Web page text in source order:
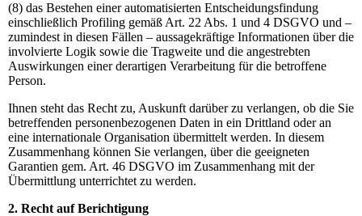
(8) das Bestehen einer automatisierten Entscheidungsfindung
einschließlich Profiling gemäß Art. 22 Abs. 1 und 4 DSGVO und –
zumindest in diesen Fällen – aussagekräftige Informationen über die
involvierte Logik sowie die Tragweite und die angestrebten
Auswirkungen einer derartigen Verarbeitung für die betroffene
Person.
Ihnen steht das Recht zu, Auskunft darüber zu verlangen, ob die Sie
betreffenden personenbezogenen Daten in ein Drittland oder an
eine internationale Organisation übermittelt werden. In diesem
Zusammenhang können Sie verlangen, über die geeigneten
Garantien gem. Art. 46 DSGVO im Zusammenhang mit der
Übermittlung unterrichtet zu werden.
2. Recht auf Berichtigung